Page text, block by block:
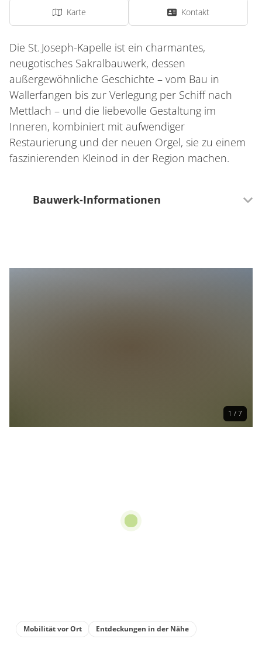
Karte Kontakt
Die St. Joseph-Kapelle ist ein charmantes,
neugotisches Sakralbauwerk, dessen
außergewöhnliche Geschichte – vom Bau in
Wallerfangen bis zur Verlegung per Schiff nach
Mettlach – und die liebevolle Gestaltung im
Inneren, kombiniert mit aufwendiger
Restaurierung und der neuen Orgel, sie zu einem
faszinierenden Kleinod in der Region machen.
Bauwerk-Informationen
europäischen, späten Mittelalters mit filigranen,
1 / 7
Mobilität vor Ort Entdeckungen in der Nähe